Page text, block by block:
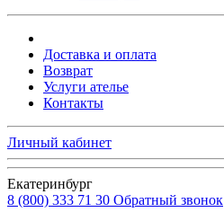
Доставка и оплата
Возврат
Услуги ателье
Контакты
Личный кабинет
Екатеринбург
8 (800) 333 71 30 Обратный звонок